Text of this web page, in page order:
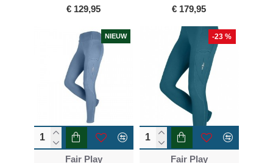
€ 129,95 € 179,95
NIEUW
Fair Play
-23 %
Fair Play